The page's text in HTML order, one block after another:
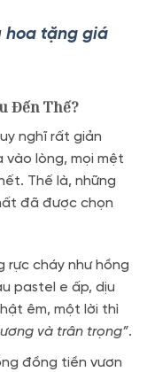
hoa tặng giá
Đến Thế?
nghĩ rất giản
vào lòng, mọi mệt
Thế là, những
đã được chọn
rực cháy như hồng
pastel e ấp, dịu
êm, một lời thì
và trân trọng”.
đồng tiền vươn